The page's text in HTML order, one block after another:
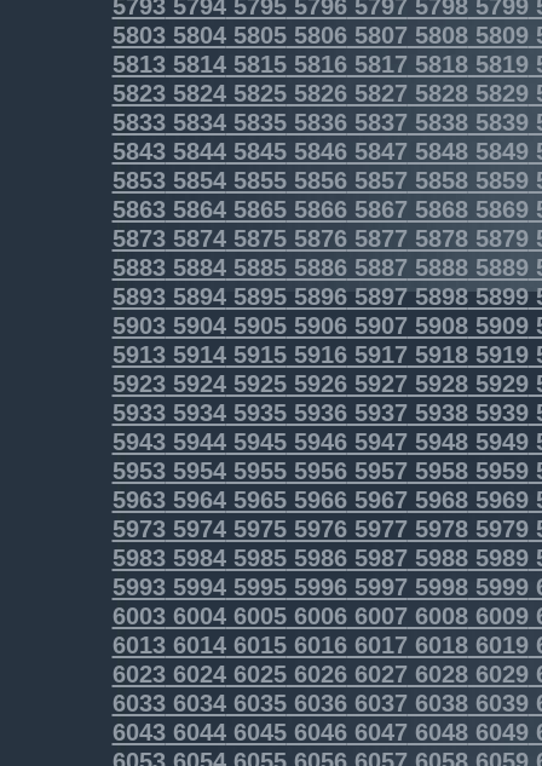
58035804580558065807 58085809
5813581458155816581758185819
58235824582558265827 58285829
58335834583558365837 58385839
58435844584558465847 58485849
58535854585558565857 58585859
58635864586558665867 58685869
58735874587558765877 58785879
58835884588558865887 58885889
5893589458955896589758985899
5903590459055906590759085909
5913591459155916591759185919
5923592459255926592759285929
5933593459355936593759385939
5943594459455946594759485949
5953595459555956595759585959
5963596459655966596759685969
5973597459755976597759785979
5983598459855986598759885989
5993599459955996599759985999
6003600460056006600760086009
6013601460156016601760186019
6023602460256026602760286029
6033603460356036603760386039
6043604460456046604760486049